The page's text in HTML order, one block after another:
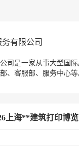
有限公司
公司是一家从事大型国
、客服部、服务中心
上海**建筑打印博